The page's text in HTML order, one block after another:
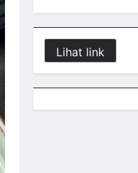
Lihat link